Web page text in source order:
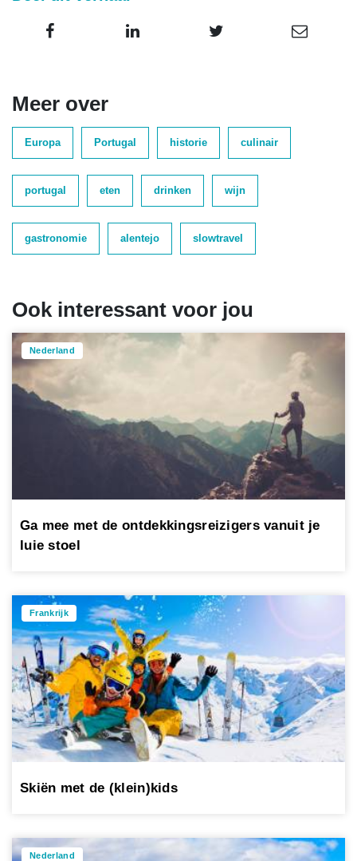
Meer over
Europa Portugal historie culinair
portugal eten drinken wijn
gastronomie alentejo slowtravel
Ook interessant voor jou
Nederland
Ga mee met de ontdekkingsreizigers vanuit je
luie stoel
Frankrijk
Skiën met de (klein)kids
Nederland